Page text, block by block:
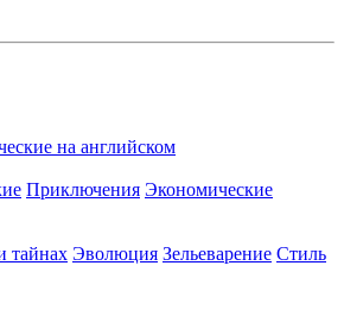
на английском
Приключения Экономические
тайнах Эволюция Зельеварение Стиль